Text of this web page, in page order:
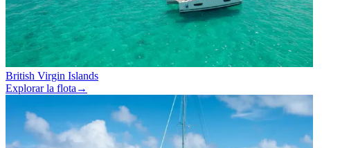
British Virgin Islands
Explorar la flota →